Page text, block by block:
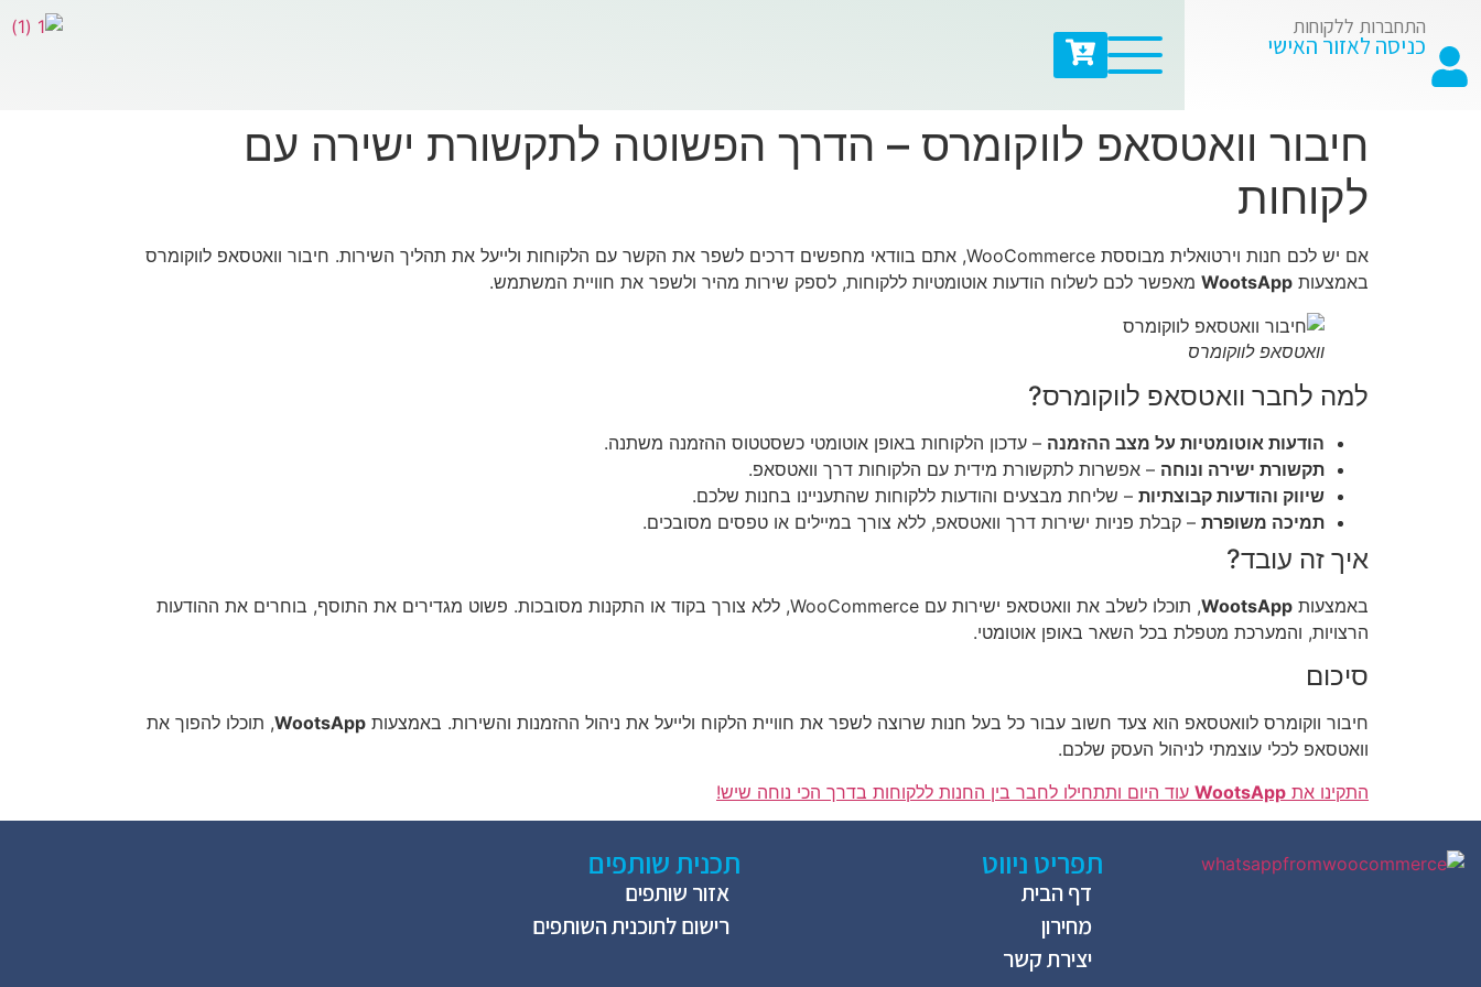
התחברות ללקוחות
כניסה לאזור האישי
חיבור וואטסאפ לווקומרס – הדרך הפשוטה לתקשורת ישירה עם
לקוחות
אם יש לכם חנות וירטואלית מבוססת WooCommerce, אתם בוודאי מחפשים דרכים לשפר את הקשר עם הלקוחות ולייעל את תהליך השירות. חיבור וואטסאפ לווקומרס
באמצעות WootsApp מאפשר לכם לשלוח הודעות אוטומטיות ללקוחות, לספק שירות מהיר ולשפר את חוויית המשתמש.
וואטסאפ לווקומרס
למה לחבר וואטסאפ לווקומרס?
הודעות אוטומטיות על מצב ההזמנה – עדכון הלקוחות באופן אוטומטי כשסטטוס ההזמנה משתנה.
תקשורת ישירה ונוחה – אפשרות לתקשורת מידית עם הלקוחות דרך וואטסאפ.
שיווק והודעות קבוצתיות – שליחת מבצעים והודעות ללקוחות שהתעניינו בחנות שלכם.
תמיכה משופרת – קבלת פניות ישירות דרך וואטסאפ, ללא צורך במיילים או טפסים מסובכים.
איך זה עובד?
באמצעות WootsApp
, תוכלו לשלב את וואטסאפ ישירות עם WooCommerce, ללא צורך בקוד או התקנות מסובכות. פשוט מגדירים את התוסף, בוחרים את ההודעות
הרצויות, והמערכת מטפלת בכל השאר באופן אוטומטי.
סיכום
חיבור ווקומרס לוואטסאפ הוא צעד חשוב עבור כל בעל חנות שרוצה לשפר את חוויית הלקוח ולייעל את ניהול ההזמנות והשירות. באמצעות WootsApp, תוכלו להפוך את
וואטסאפ לכלי עוצמתי לניהול העסק שלכם.
התקינו את WootsApp עוד היום ותתחילו לחבר בין החנות ללקוחות בדרך הכי נוחה שיש!
תפריט ניווט
דף הבית
מחירון
יצירת קשר
תכנית שותפים
אזור שותפים
רישום לתוכנית השותפים